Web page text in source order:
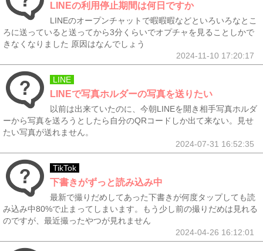
LINEの利用停止期間は何日ですか
LINEのオープンチャットで暇暇暇などといろいろなとこ
ろに送っていると送ってから3分くらいでオプチャを見ることしかで
きなくなりました 原因はなんでしょう
2024-11-10 17:20:17
LINE
LINEで写真ホルダーの写真を送りたい
以前は出来ていたのに、今朝LINEを開き相手写真ホルダ
ーから写真を送ろうとしたら自分のQRコードしか出て来ない。見せ
たい写真が送れません。
2024-07-31 16:52:35
TikTok
下書きがずっと読み込み中
最新で撮りだめしてあった下書きが何度タップしても読
み込み中80%で止まってしまいます。もう少し前の撮りだめは見れる
のですが、最近撮ったやつが見れません
2024-04-26 16:12:01